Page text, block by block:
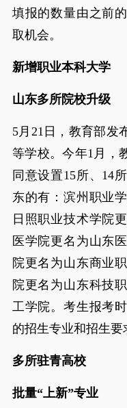
填报的数量由之前
取机会。
新增职业本科大学
山东多所院校升级
5月21日，教育部发
等学校。今年1月，
同意设置15所、14
东的有：滨州职业
日照职业技术学院
医学院更名为山东
院更名为山东商业
院更名为山东科技
工学院。考生报考
的招生专业和招生要
多所驻青高校
批量“上新”专业